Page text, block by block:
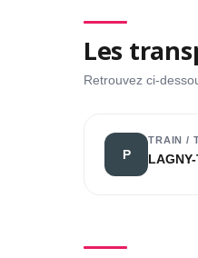
Les
Retrouvez ci-
P
TRAIN /